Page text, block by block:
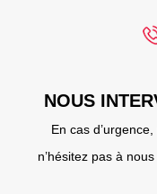
NOUS
En cas
n’hésitez pas à